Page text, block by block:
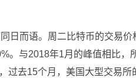
日而语。周二比特币的交易价
。与2018年1月的峰值相比，
过去15个月，美国大型交易所